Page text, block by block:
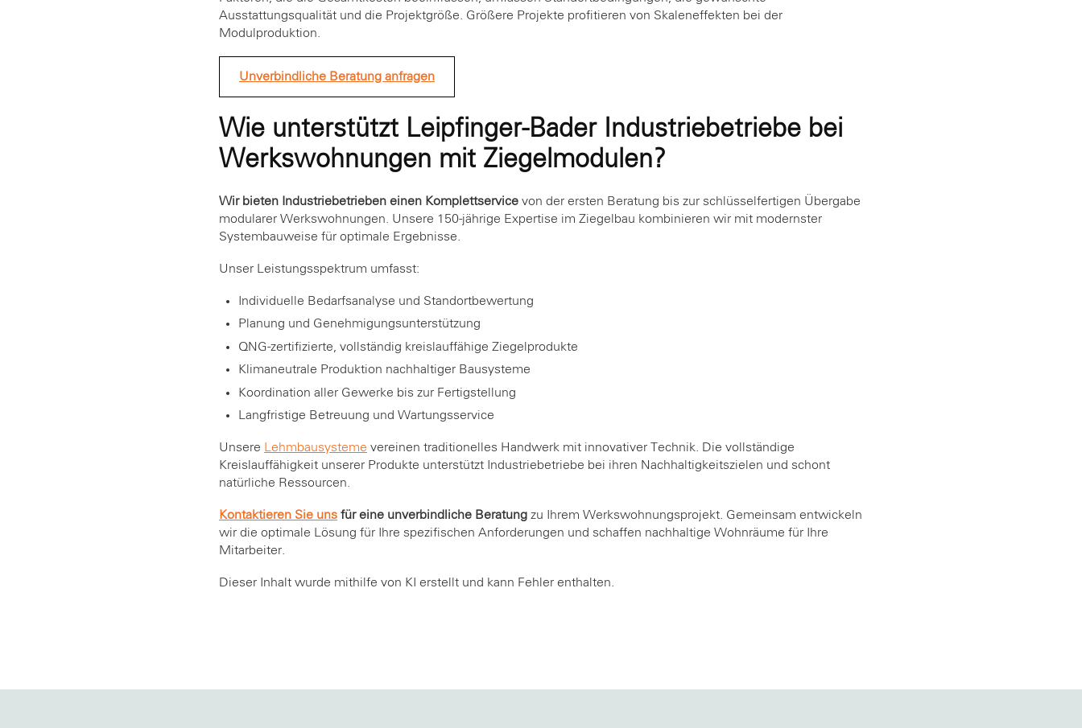
Ausstattungsqualität und die Projektgröße. Größere Projekte profitieren von Skaleneffekten bei der
Modulproduktion.
Unverbindliche Beratung anfragen
Wie unterstützt Leipfinger-Bader Industriebetriebe bei
Werkswohnungen mit Ziegelmodulen?
Wir bieten Industriebetrieben einen Komplettservice von der ersten Beratung bis zur schlüsselfertigen Übergabe
modularer Werkswohnungen. Unsere 150-jährige Expertise im Ziegelbau kombinieren wir mit modernster
Systembauweise für optimale Ergebnisse.
Unser Leistungsspektrum umfasst:
Individuelle Bedarfsanalyse und Standortbewertung
Planung und Genehmigungsunterstützung
QNG-zertifizierte, vollständig kreislauffähige Ziegelprodukte
Klimaneutrale Produktion nachhaltiger Bausysteme
Koordination aller Gewerke bis zur Fertigstellung
Langfristige Betreuung und Wartungsservice
Unsere Lehmbausysteme vereinen traditionelles Handwerk mit innovativer Technik. Die vollständige
Kreislauffähigkeit unserer Produkte unterstützt Industriebetriebe bei ihren Nachhaltigkeitszielen und schont
natürliche Ressourcen.
Kontaktieren Sie uns für eine unverbindliche Beratung zu Ihrem Werkswohnungsprojekt. Gemeinsam entwickeln
wir die optimale Lösung für Ihre spezifischen Anforderungen und schaffen nachhaltige Wohnräume für Ihre
Mitarbeiter.
Dieser Inhalt wurde mithilfe von KI erstellt und kann Fehler enthalten.